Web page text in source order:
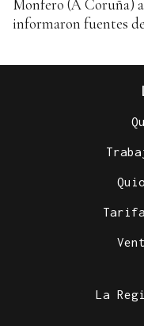
Monfero (A Coruña)
informaron fuentes
La